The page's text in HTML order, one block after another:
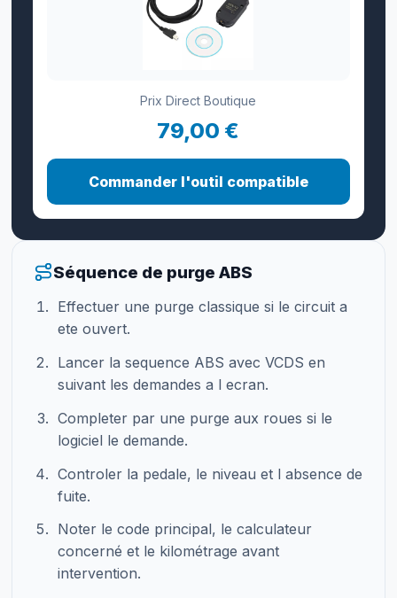
Prix Direct Boutique
79,00 €
Commander l'outil compatible
Séquence de purge ABS
Effectuer une purge classique si le circuit a
ete ouvert.
Lancer la sequence ABS avec VCDS en
suivant les demandes a l ecran.
Completer par une purge aux roues si le
logiciel le demande.
Controler la pedale, le niveau et l absence de
fuite.
Noter le code principal, le calculateur
concerné et le kilométrage avant
intervention.